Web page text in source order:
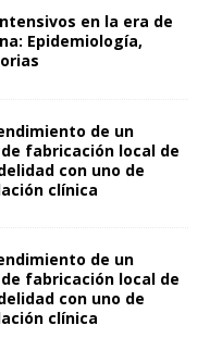
en la era de
Epidemiología,
de un
fabricación local de
con uno de
clínica
de un
fabricación local de
con uno de
clínica